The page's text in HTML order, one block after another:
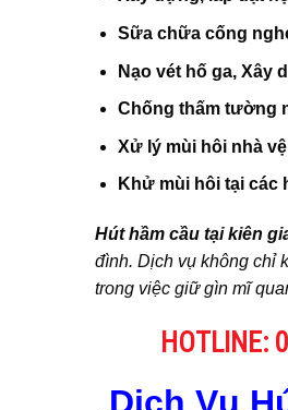
Sữa chữa cống
Nạo vét hố ga, Xây
Chống thấm tường
Xử lý mùi hôi nhà
Khử mùi hôi tại
Hút hầm cầu tại kiên
đình. Dịch vụ không chỉ
trong việc giữ gìn mĩ
HOTLINE:
Dịch Vụ